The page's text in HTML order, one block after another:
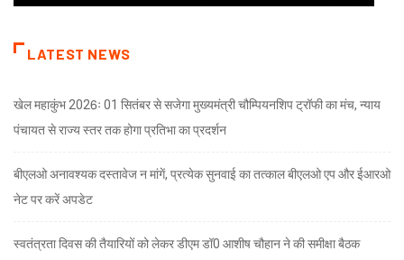
LATEST NEWS
खेल महाकुंभ 2026ः 01 सितंबर से सजेगा मुख्यमंत्री चौम्पियनशिप ट्रॉफी का मंच, न्याय
पंचायत से राज्य स्तर तक होगा प्रतिभा का प्रदर्शन
बीएलओ अनावश्यक दस्तावेज न मांगें, प्रत्येक सुनवाई का तत्काल बीएलओ एप और ईआरओ
नेट पर करें अपडेट
स्वतंत्रता दिवस की तैयारियों को लेकर डीएम डॉ0 आशीष चौहान ने की समीक्षा बैठक